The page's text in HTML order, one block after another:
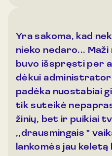
Yra sakoma, kad
nieko nedaro...
buvo išspręsti per
dėkui
padėka nuostabiai
tik suteikė
žinių, bet ir puikiai
,,drausmingais "
lankomės jau
s